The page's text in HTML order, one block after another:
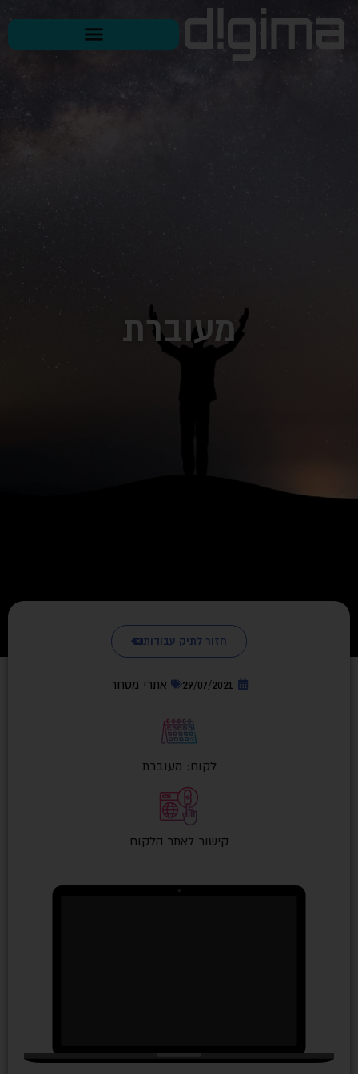
מעוברת
חזור לתיק עבודות
29/07/2021 אתרי מסחר
לקוח: מעוברת
קישור לאתר הלקוח